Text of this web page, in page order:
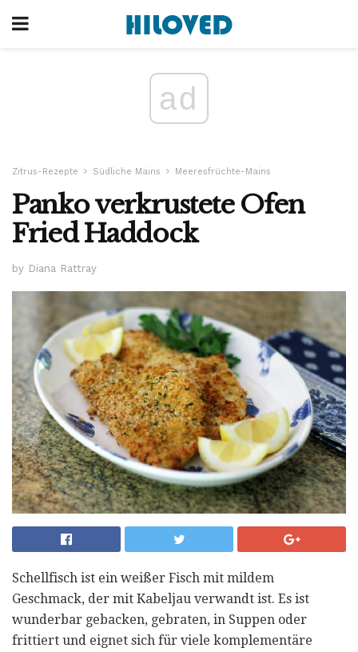
ad
Zitrus-Rezepte Südliche Mains Meeresfrüchte-Mains
Panko verkrustete Ofen
Fried Haddock
by Diana Rattray
Schellfisch ist ein weißer Fisch mit mildem
Geschmack, der mit Kabeljau verwandt ist. Es ist
wunderbar gebacken, gebraten, in Suppen oder
frittiert und eignet sich für viele komplementäre